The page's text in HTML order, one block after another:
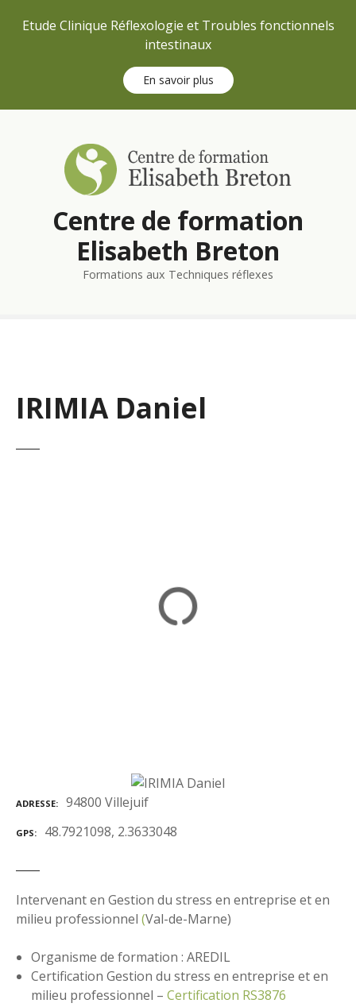
Etude Clinique Réflexologie et Troubles fonctionnels
intestinaux
En savoir plus
Centre de formation
Elisabeth Breton
Formations aux Techniques réflexes
IRIMIA Daniel
ADRESSE 94800 Villejuif
GPS 48.7921098, 2.3633048
Intervenant en Gestion du stress en entreprise et en
milieu professionnel (Val-de-Marne)
Organisme de formation : AREDIL
Certification Gestion du stress en entreprise et en
milieu professionnel –Certification RS3876